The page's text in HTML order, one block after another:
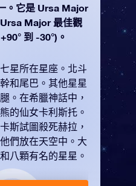
。它是 Ursa Major
Major 最佳觀
到 -30°)。
星所在星座。北斗
和尾巴。其他星星
。在希臘神話中，
的仙女卡利斯托。
斯試圖殺死赫拉，
們放在天空中。大
八顆有名的星星。